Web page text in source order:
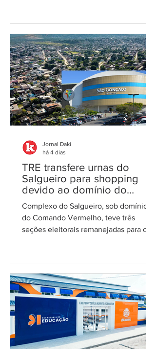
oferta de comida saudável nas escolas
Foto: reprodução A Fundação
Municipal de Educação de Niterói
publicou, no Diário Oficial desta quarta-
feira (5), a assinatura de sete contratos
para aquisição de gêneros alimentícios
da agricultura familiar destinados à
merenda escolar. O investimento
totaliza R$ 2,5 mil
TRE transfere urnas do
Salgueiro para shopping
devido ao domínio do
tráfico; transporte é
problema
Complexo do Salgueiro, sob domínio
do Comando Vermelho, teve três
seções eleitorais remanejadas para o
Foto: reprodução O Tribunal Regional
Eleitoral do Rio de Janeiro (TRE-RJ)
anunciou, nesta segunda-feira (3), a
transferência de 66 locais de votação
em 20 municípios fluminenses,
incluindo três pontos no complexo do
Salgueiro, em São Gonçalo, em razão
da violência. A decisão, publicada em
Jornal Daki
há 4 dias